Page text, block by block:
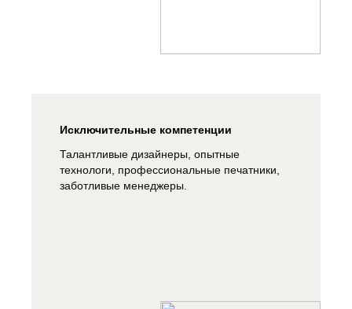
Исключительные компетенции
Талантливые дизайнеры, опытные
технологи, профессиональные печатники,
заботливые менеджеры.